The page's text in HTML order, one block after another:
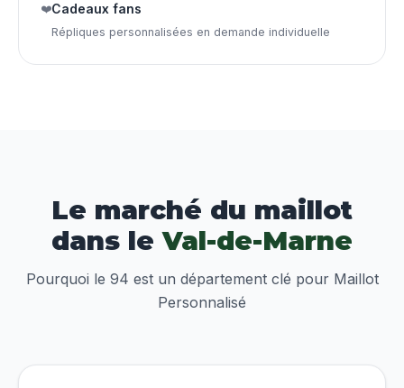
❤️Cadeaux fans
Répliques personnalisées en demande individuelle
Le marché du maillot
dans leVal-de-Marne
Pourquoi le 94 est un département clé pour Maillot
Personnalisé